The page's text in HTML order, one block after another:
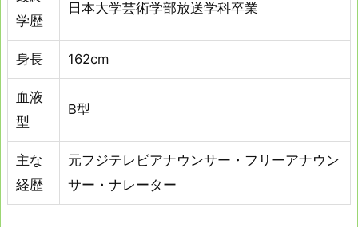
学歴
日本大学芸術学部放送学科卒業
身長 162cm
血液
型
B型
主な
経歴
元フジテレビアナウンサー・フリーアナウン
サー・ナレーター